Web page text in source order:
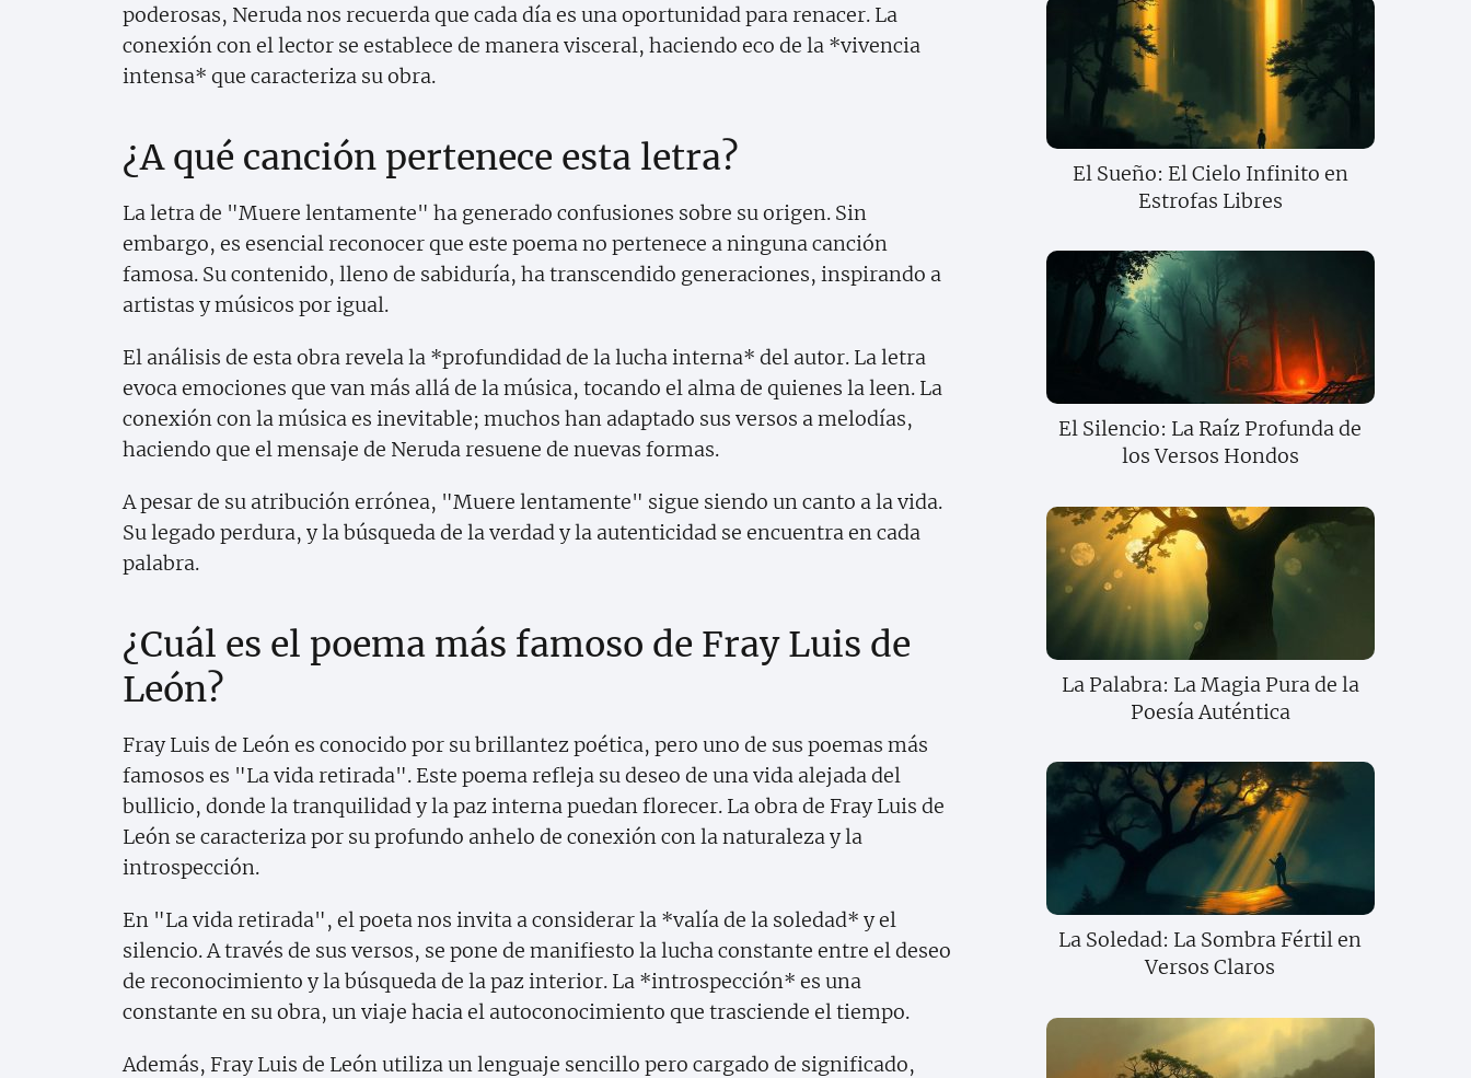
poderosas, Neruda nos recuerda que cada día es una oportunidad para renacer. La
conexión con el lector se establece de manera visceral, haciendo eco de la *vivencia
intensa* que caracteriza su obra.
¿A qué canción pertenece esta letra?
La letra de "Muere lentamente" ha generado confusiones sobre su origen. Sin
embargo, es esencial reconocer que este poema no pertenece a ninguna canción
famosa. Su contenido, lleno de sabiduría, ha transcendido generaciones, inspirando a
artistas y músicos por igual.
El análisis de esta obra revela la *profundidad de la lucha interna* del autor. La letra
evoca emociones que van más allá de la música, tocando el alma de quienes la leen. La
conexión con la música es inevitable; muchos han adaptado sus versos a melodías,
haciendo que el mensaje de Neruda resuene de nuevas formas.
A pesar de su atribución errónea, "Muere lentamente" sigue siendo un canto a la vida.
Su legado perdura, y la búsqueda de la verdad y la autenticidad se encuentra en cada
palabra.
¿Cuál es el poema más famoso de Fray Luis de
León?
Fray Luis de León es conocido por su brillantez poética, pero uno de sus poemas más
famosos es "La vida retirada". Este poema refleja su deseo de una vida alejada del
bullicio, donde la tranquilidad y la paz interna puedan florecer. La obra de Fray Luis de
León se caracteriza por su profundo anhelo de conexión con la naturaleza y la
introspección.
En "La vida retirada", el poeta nos invita a considerar la *valía de la soledad* y el
silencio. A través de sus versos, se pone de manifiesto la lucha constante entre el deseo
de reconocimiento y la búsqueda de la paz interior. La *introspección* es una
constante en su obra, un viaje hacia el autoconocimiento que trasciende el tiempo.
Además, Fray Luis de León utiliza un lenguaje sencillo pero cargado de significado,
El Sueño: El Cielo Infinito en
Estrofas Libres
El Silencio: La Raíz Profunda de
los Versos Hondos
La Palabra: La Magia Pura de la
Poesía Auténtica
La Soledad: La Sombra Fértil en
Versos Claros